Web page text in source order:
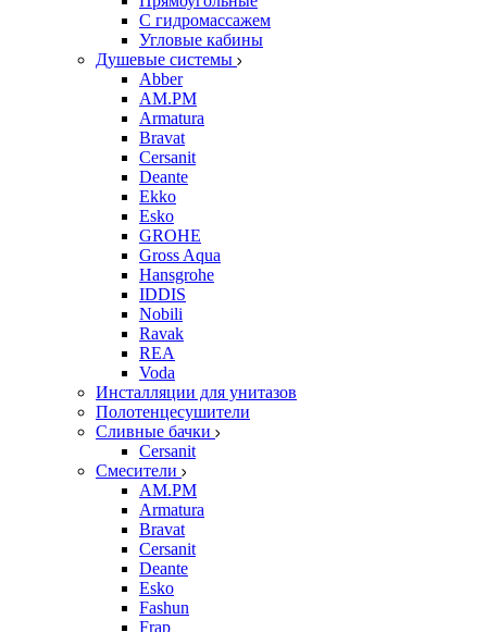
С гидромассажем
Угловые кабины
Душевые системы
Abber
AM.PM
Armatura
Bravat
Cersanit
Deante
Ekko
Esko
GROHE
Gross Aqua
Hansgrohe
IDDIS
Nobili
Ravak
REA
Voda
Инсталляции для унитазов
Полотенцесушители
Сливные бачки
Cersanit
Смесители
AM.PM
Armatura
Bravat
Cersanit
Deante
Esko
Fashun
Frap